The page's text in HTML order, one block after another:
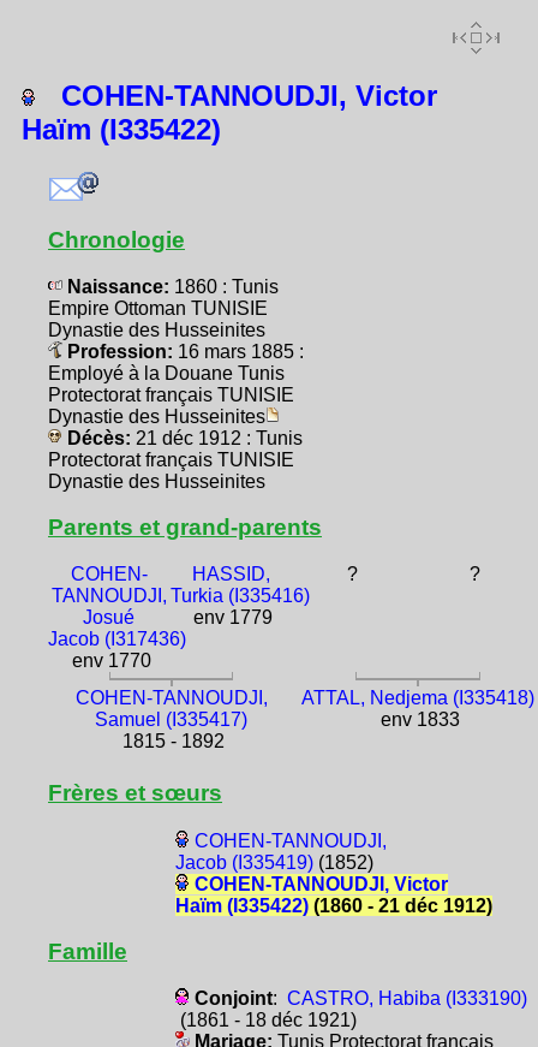
COHEN-TANNOUDJI, Victor
Haïm (I335422)
Chronologie
Naissance: 1860 : Tunis
Empire Ottoman TUNISIE
Dynastie des Husseinites
Profession: 16 mars 1885 :
Employé à la Douane Tunis
Protectorat français TUNISIE
Dynastie des Husseinites
Décès: 21 déc 1912 : Tunis
Protectorat français TUNISIE
Dynastie des Husseinites
Parents et grand-parents
COHEN-
TANNOUDJI,
Josué
Jacob (I317436)
env 1770
HASSID,
Turkia (I335416)
env 1779
? ?
COHEN-TANNOUDJI,
Samuel (I335417)
1815 - 1892
ATTAL, Nedjema (I335418)
env 1833
Frères et sœurs
COHEN-TANNOUDJI,
Jacob (I335419)(1852)
COHEN-TANNOUDJI, Victor
Haïm (I335422)(1860 - 21 déc 1912)
Famille
Conjoint: CASTRO, Habiba (I333190)
(1861 - 18 déc 1921)
Mariage: Tunis Protectorat français